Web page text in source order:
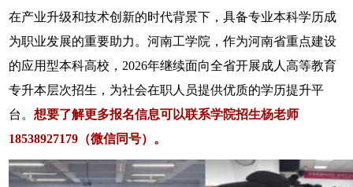
在产业升级和技术创新的时代背景下，具备专业本科学历成
为职业发展的重要助力。河南工学院，作为河南省重点建设
的应用型本科高校，2026年继续面向全省开展成人高等教育
专升本层次招生，为社会在职人员提供优质的学历提升平
台。想要了解更多报名信息可以联系学院招生杨老师
18538927179（微信同号）。